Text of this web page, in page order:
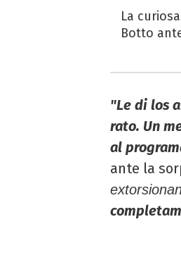
La
Botto
"Le di los
rato. Un
al
ante la